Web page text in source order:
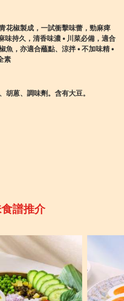
花椒製成，一試衝擊味蕾，勁麻痺
味持久，清香味濃 • 川菜必備，適合
魚，亦適合蘸點、涼拌 • 不加味精 •
素
胡蒽、調味劑。含有大豆。
譜推介